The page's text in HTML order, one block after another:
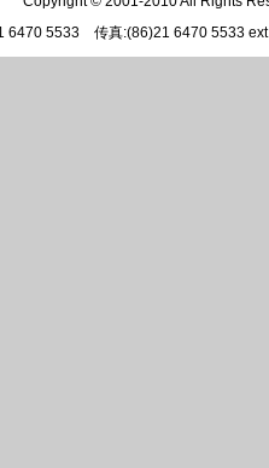
6470 5533 传真:(86)21 6470 5533